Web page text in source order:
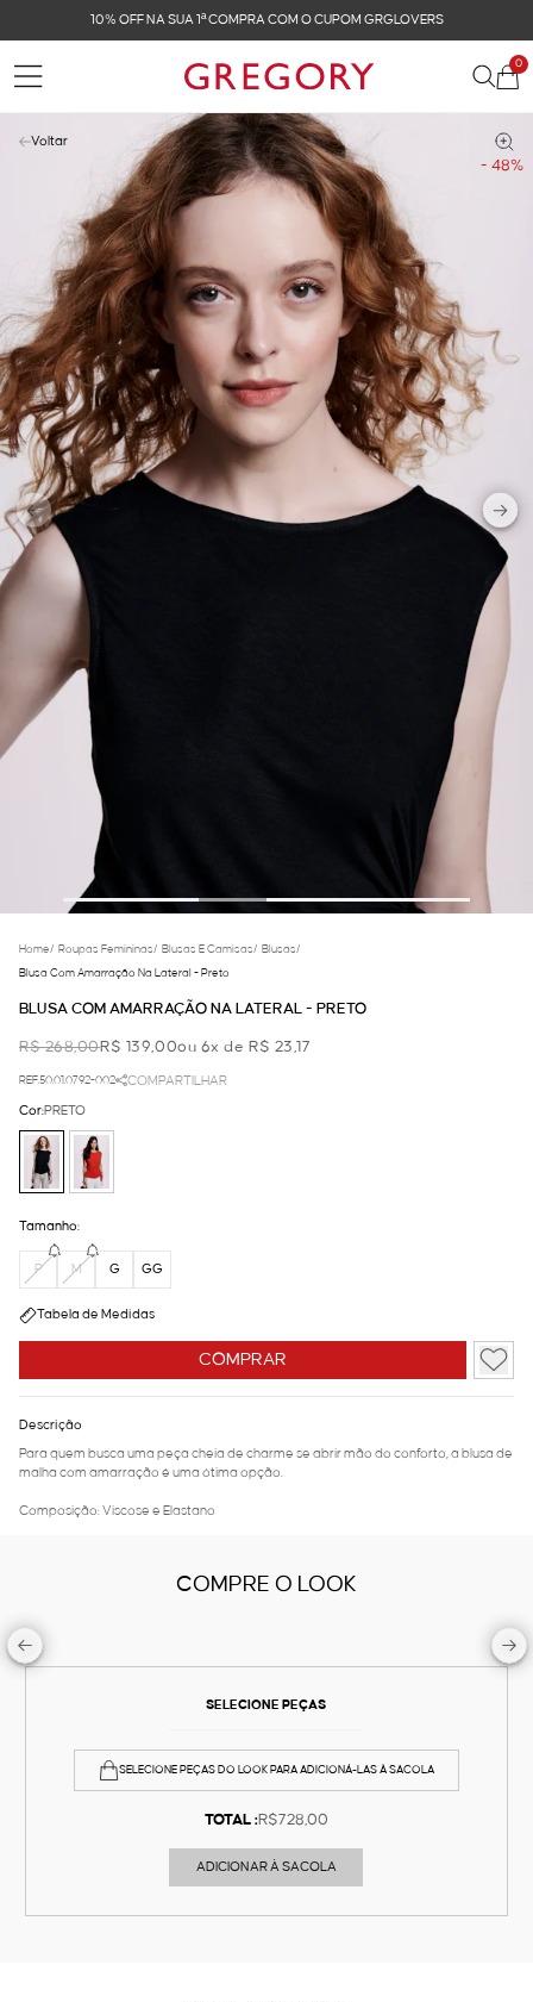
10% OFF NA SUA 1ª COMPRA COM O CUPOM GRGLOVERS
0
- 48%
Voltar
Home/ Roupas Femininas/ Blusas E Camisas/ Blusas/
Blusa Com Amarração Na Lateral - Preto
BLUSA COM AMARRAÇÃO NA LATERAL - PRETO
R$ 268,00R$ 139,00ou 6x de R$ 23,17
REF.50.01.0792-002 COMPARTILHAR
COMPRAR
Cor:PRETO
Tamanho:
P M G GG
Tabela de Medidas
Descrição
Para quem busca uma peça cheia de charme se abrir mão do conforto, a blusa de
malha com amarração é uma ótima opção.
Composição: Viscose e Elastano
COMPRE O LOOK
SELECIONE PEÇAS
SELECIONE PEÇAS DO LOOK PARA ADICIONÁ-LAS À SACOLA
TOTAL :R$728,00
ADICIONAR À SACOLA